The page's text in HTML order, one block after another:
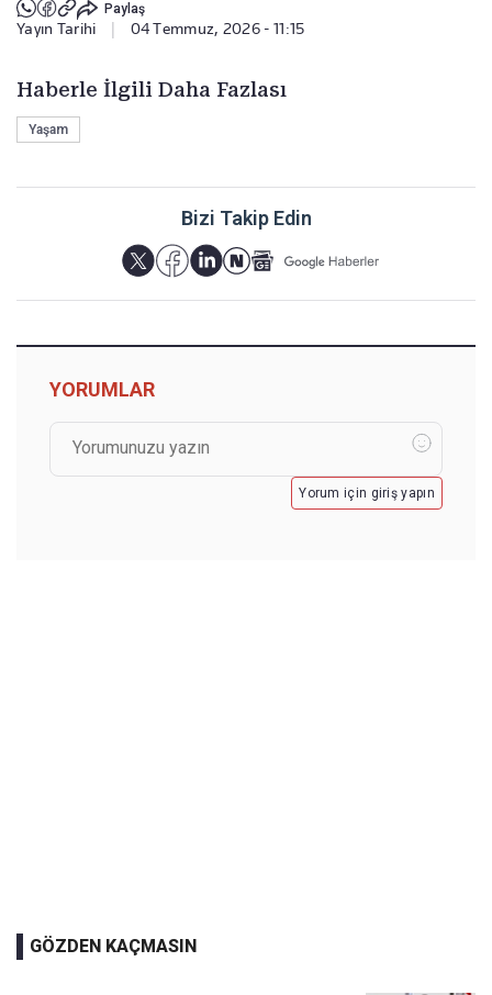
Paylaş
Yayın Tarihi 04 Temmuz, 2026 - 11:15
Haberle İlgili Daha Fazlası
Yaşam
Bizi Takip Edin
YORUMLAR
Yorum için giriş yapın
GÖZDEN KAÇMASIN